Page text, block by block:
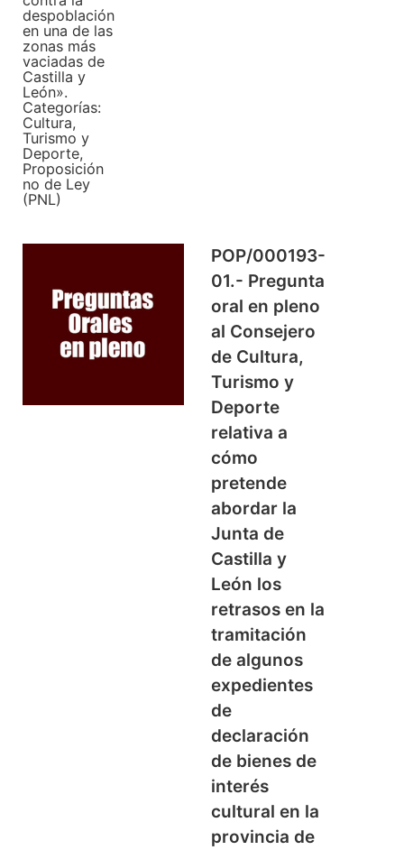
despoblación
en una de las
zonas más
vaciadas de
Castilla y
León».
Categorías:
Cultura,
Turismo y
Deporte,
Proposición
no de Ley
(PNL)
POP/000193-
01.- Pregunta
oral en pleno
al Consejero
de Cultura,
Turismo y
Deporte
relativa a
cómo
pretende
abordar la
Junta de
Castilla y
León los
retrasos en la
tramitación
de algunos
expedientes
de
declaración
de bienes de
interés
cultural en la
provincia de